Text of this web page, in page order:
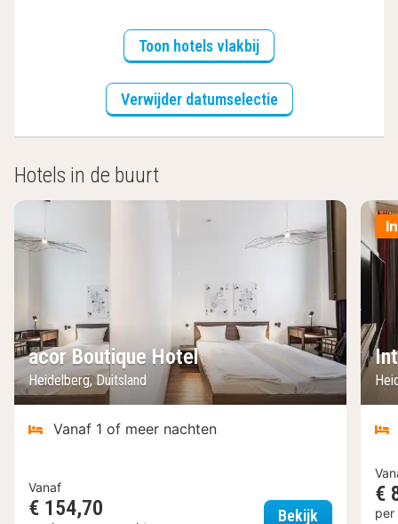
Toon hotels vlakbij
Verwijder datumselectie
Hotels in de buurt
acor Boutique Hotel
Heidelberg, Duitsland
Vanaf 1 of meer nachten
Vanaf
€ 154,70 Bekijk acor
€
per